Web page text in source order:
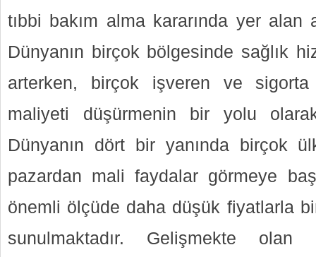
tıbbi bakım alma kararında yer alan
Dünyanın birçok bölgesinde sağlık
arterken, birçok işveren ve
maliyeti düşürmenin bir yolu
Dünyanın dört bir yanında birçok
pazardan mali faydalar görmeye
önemli ölçüde daha düşük fiyatlarla
sunulmaktadır. Gelişmekte